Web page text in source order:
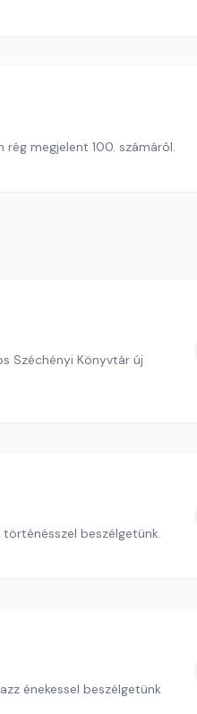
megjelent 100. számáról.
Széchényi Könyvtár új
beszélgetünk.
énekessel beszélgetünk